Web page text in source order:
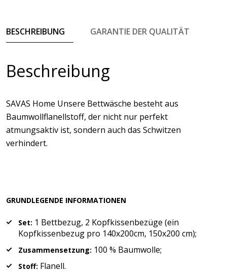
BESCHREIBUNG GARANTIE DER QUALITÄT
Beschreibung
SAVAS Home Unsere Bettwäsche besteht aus
Baumwollflanellstoff, der nicht nur perfekt
atmungsaktiv ist, sondern auch das Schwitzen
verhindert.
GRUNDLEGENDE INFORMATIONEN
Set: 1 Bettbezug, 2 Kopfkissenbezüge (ein
Kopfkissenbezug pro 140x200cm, 150x200 cm);
Zusammensetzung: 100 % Baumwolle;
Stoff: Flanell.